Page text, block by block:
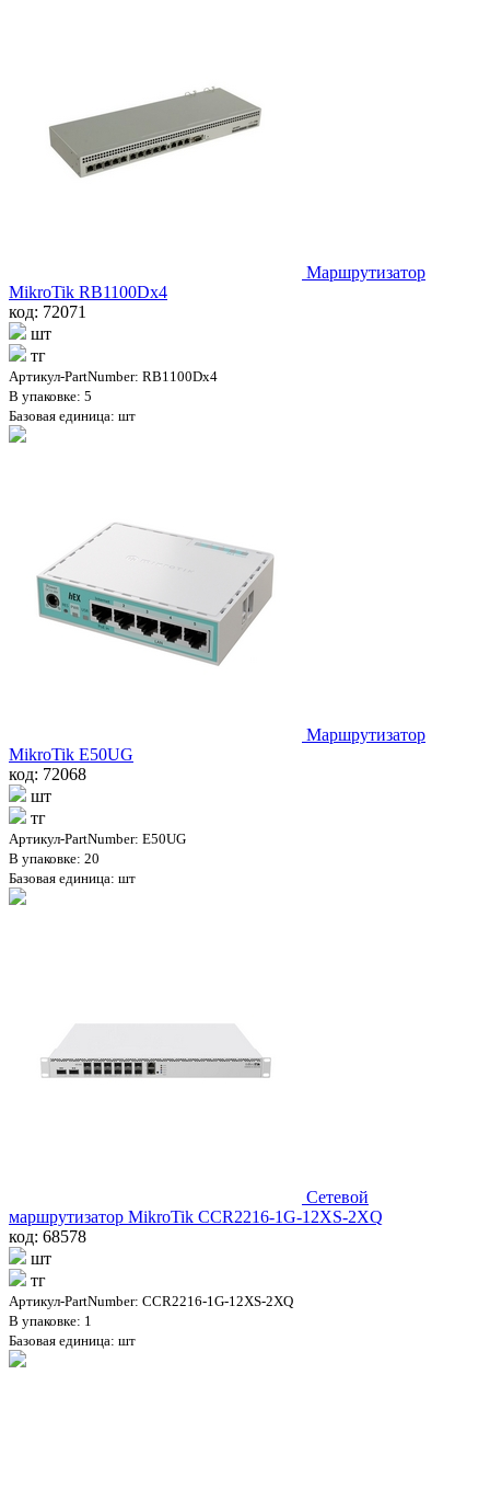
Маршрутизатор
MikroTik RB1100Dx4
код: 72071
шт
тг
Артикул-PartNumber: RB1100Dx4
В упаковке: 5
Базовая единица: шт
Маршрутизатор
MikroTik E50UG
код: 72068
шт
тг
Артикул-PartNumber: E50UG
В упаковке: 20
Базовая единица: шт
Сетевой
маршрутизатор MikroTik CCR2216-1G-12XS-2XQ
код: 68578
шт
тг
Артикул-PartNumber: CCR2216-1G-12XS-2XQ
В упаковке: 1
Базовая единица: шт